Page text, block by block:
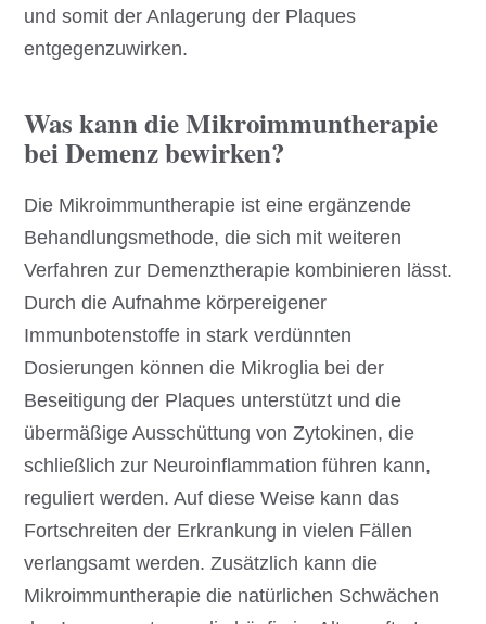
und somit der Anlagerung der Plaques
entgegenzuwirken.
Was kann die Mikroimmuntherapie
bei Demenz bewirken?
Die Mikroimmuntherapie ist eine ergänzende
Behandlungsmethode, die sich mit weiteren
Verfahren zur Demenztherapie kombinieren lässt.
Durch die Aufnahme körpereigener
Immunbotenstoffe in stark verdünnten
Dosierungen können die Mikroglia bei der
Beseitigung der Plaques unterstützt und die
übermäßige Ausschüttung von Zytokinen, die
schließlich zur Neuroinflammation führen kann,
reguliert werden. Auf diese Weise kann das
Fortschreiten der Erkrankung in vielen Fällen
verlangsamt werden. Zusätzlich kann die
Mikroimmuntherapie die natürlichen Schwächen